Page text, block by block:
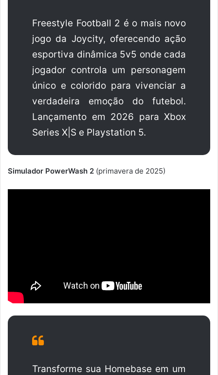
Freestyle Football 2 é o mais novo
jogo da Joycity, oferecendo ação
esportiva dinâmica 5v5 onde cada
jogador controla um personagem
único e colorido para vivenciar a
verdadeira emoção do futebol.
Lançamento em 2026 para Xbox
Series X|S e Playstation 5.
Simulador PowerWash 2 (primavera de 2025)
Transforme sua Homebase em um